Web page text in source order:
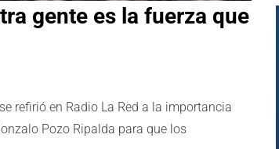
gente es la fuerza que
refirió en Radio La Red a la importancia
Pozo Ripalda para que los